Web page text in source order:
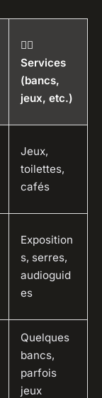
🧍‍♂️
Services
(bancs,
jeux, etc.)
Jeux,
toilettes,
cafés
Exposition
s, serres,
audioguid
es
Quelques
bancs,
parfois
jeux